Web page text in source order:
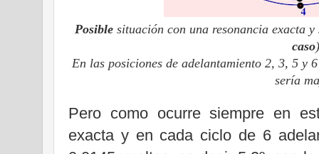
Posible situación con una resonancia exacta
caso
En las posiciones de adelantamiento 2, 3, 5 y
sería
Pero como ocurre siempre en
exacta y en cada ciclo de 6